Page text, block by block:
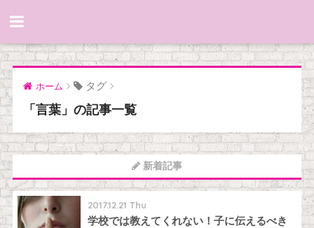
ホーム タグ
「言葉」の記事一覧
新着記事
2017.12.21 Thu
学校では教えてくれない！子に伝えるべき